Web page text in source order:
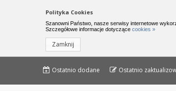
Urząd Gminy Parchowo -
Nawigacja do pomijania linków
Polityka Cookies
Szanowni Państwo, nasze serwisy internetowe
Szczegółowe informacje dotyczące cookies »
Zamknij
Menu górne
Menu górne - edycja strony
Ostatnio dodane Ostatnio